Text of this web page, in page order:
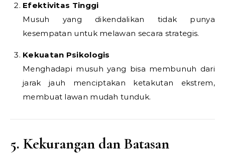
Efektivitas Tinggi
Musuh yang dikendalikan tidak punya
kesempatan untuk melawan secara strategis.
Kekuatan Psikologis
Menghadapi musuh yang bisa membunuh dari
jarak jauh menciptakan ketakutan ekstrem,
membuat lawan mudah tunduk.
5. Kekurangan dan Batasan